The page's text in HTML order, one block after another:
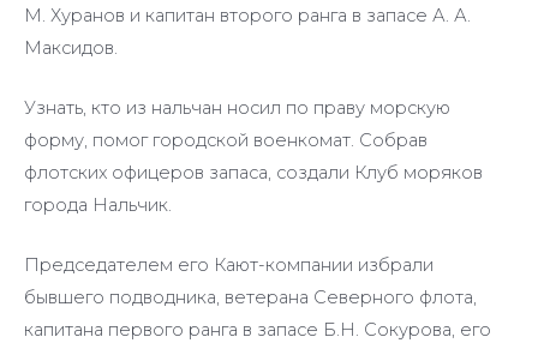
М. Хуранов и капитан второго ранга в запасе А. А.
Максидов.
Узнать, кто из нальчан носил по праву морскую
форму, помог городской военкомат. Собрав
флотских офицеров запаса, создали Клуб моряков
города Нальчик.
Председателем его Кают-компании избрали
бывшего подводника, ветерана Северного флота,
капитана первого ранга в запасе Б.Н. Сокурова, его